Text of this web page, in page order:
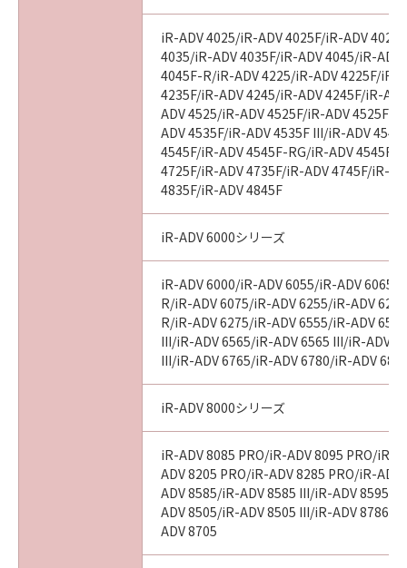
iR-ADV 4025/iR-ADV 4025F/iR-ADV
4035/iR-ADV 4035F/iR-ADV 4045/iR-ADV
4045F-R/iR-ADV 4225/iR-ADV 4225F/iR-
4235F/iR-ADV 4245/iR-ADV 4245F/iR-
ADV 4525/iR-ADV 4525F/iR-ADV 4525F
ADV 4535F/iR-ADV 4535F III/iR-ADV
4545F/iR-ADV 4545F-RG/iR-ADV 4545F
4725F/iR-ADV 4735F/iR-ADV 4745F/iR-
4835F/iR-ADV 4845F
iR-ADV 6000シリーズ
iR-ADV 6000/iR-ADV 6055/iR-ADV 6065/
R/iR-ADV 6075/iR-ADV 6255/iR-ADV
R/iR-ADV 6275/iR-ADV 6555/iR-ADV
III/iR-ADV 6565/iR-ADV 6565 III/iR-ADV
III/iR-ADV 6765/iR-ADV 6780/iR-ADV
iR-ADV 8000シリーズ
iR-ADV 8085 PRO/iR-ADV 8095 PRO/iR-
ADV 8205 PRO/iR-ADV 8285 PRO/iR-
ADV 8585/iR-ADV 8585 III/iR-ADV 8595/
ADV 8505/iR-ADV 8505 III/iR-ADV 8786/
ADV 8705